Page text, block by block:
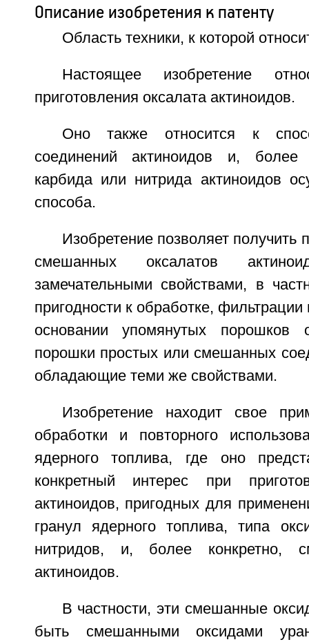
Описание изобретения к патенту
Область техники, к которой
Настоящее изобретение
приготовления оксалата актиноидов.
Оно также относится к
соединений актиноидов и, более
карбида или нитрида актиноидов
способа.
Изобретение позволяет получить
смешанных оксалатов
замечательными свойствами, в
пригодности к обработке,
основании упомянутых порошков
порошки простых или смешанных
обладающие теми же свойствами.
Изобретение находит свое
обработки и повторного
ядерного топлива, где оно
конкретный интерес при
актиноидов, пригодных для
гранул ядерного топлива, типа
нитридов, и, более конкретно,
актиноидов.
В частности, эти смешанные
быть смешанными оксидами